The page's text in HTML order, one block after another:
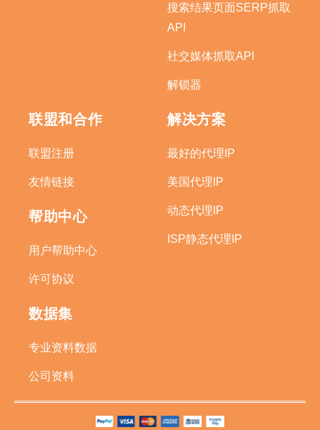
搜索结果页面SERP抓取
API
社交媒体抓取API
解锁器
联盟和合作
联盟注册
友情链接
帮助中心
用户帮助中心
许可协议
数据集
专业资料数据
公司资料
解决方案
最好的代理IP
美国代理IP
动态代理IP
ISP静态代理IP